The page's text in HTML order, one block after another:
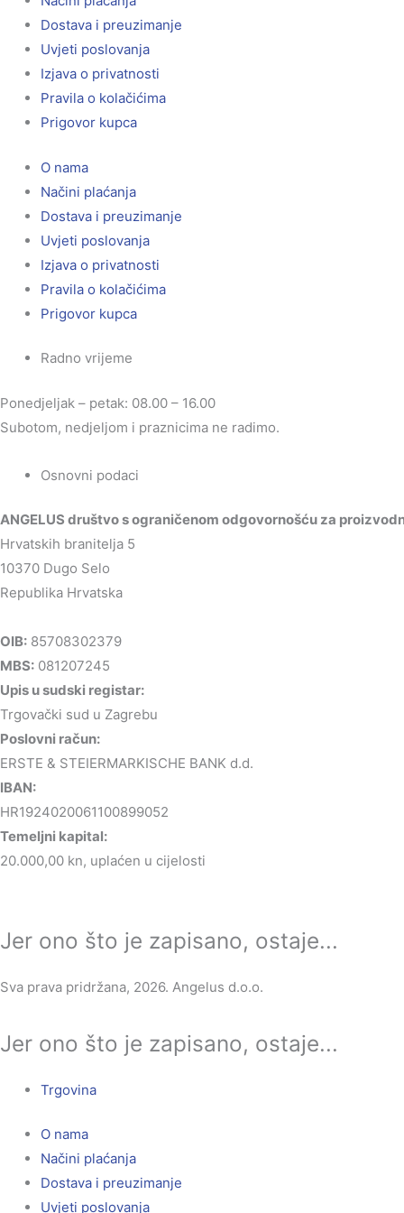
Dostava i preuzimanje
Uvjeti poslovanja
Izjava o privatnosti
Pravila o kolačićima
Prigovor kupca
O nama
Načini plaćanja
Dostava i preuzimanje
Uvjeti poslovanja
Izjava o privatnosti
Pravila o kolačićima
Prigovor kupca
Radno vrijeme
Ponedjeljak – petak: 08.00 – 16.00
Subotom, nedjeljom i praznicima ne radimo.
Osnovni podaci
ANGELUS društvo s ograničenom odgovornošću za
Hrvatskih branitelja 5
10370 Dugo Selo
Republika Hrvatska
OIB: 85708302379
MBS: 081207245
Upis u sudski registar:
Trgovački sud u Zagrebu
Poslovni račun:
ERSTE & STEIERMARKISCHE BANK d.d.
IBAN:
HR1924020061100899052
Temeljni kapital:
20.000,00 kn, uplaćen u cijelosti
Jer ono što je zapisano, ostaje...
Sva prava pridržana, 2026. Angelus d.o.o.
Jer ono što je zapisano, ostaje...
Trgovina
O nama
Načini plaćanja
Dostava i preuzimanje
Uvjeti poslovanja